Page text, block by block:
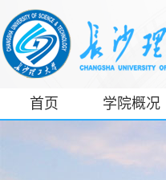
首页 学院概况
工信部专精特